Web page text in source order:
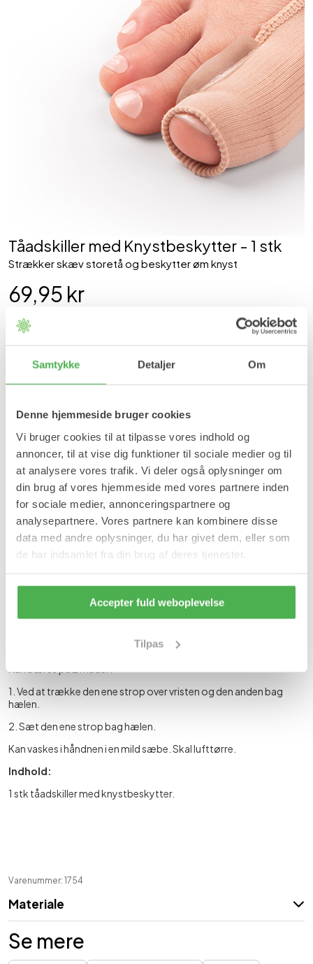
Samtykke Detaljer Om
Denne hjemmeside bruger cookies
Vi bruger cookies til at tilpasse vores indhold og
annoncer, til at vise dig funktioner til sociale medier og til
at analysere vores trafik. Vi deler også oplysninger om
din brug af vores hjemmeside med vores partnere inden
for sociale medier, annonceringspartnere og
analysepartnere. Vores partnere kan kombinere disse
data med andre oplysninger, du har givet dem, eller som
de har indsamlet fra din brug af deres tjenester.
Accepter fuld weboplevelse
Tilpas
Tåadskiller med Knystbeskytter - 1 stk
Strækker skæv storetå og beskytter øm knyst
69,95 kr
Størrelse
På lager
Forventet leveringstid:1-2 hverdage
Produktinformation
Tåadskiller med knystbeskytter adskiller storetåen fra 2. tåen og
givet et let træk i storetåen samtidig med at knysten beskyttes
mod friktion og stød.
Fordele:
Knystbeskytter beskytter knysten.
Retter skånsomt storetåen ud, så du opnår smertefrie,
sunde og flotte tæer.
Kan bæres på 2 måder:
1. Ved at trække den ene strop over vristen og den anden bag
hælen.
2. Sæt den ene strop bag hælen.
Kan vaskes i håndnen i en mild sæbe. Skal lufttørre.
Indhold:
1 stk tåadskiller med knystbeskytter.
Varenummer: 1754
Materiale
Se mere